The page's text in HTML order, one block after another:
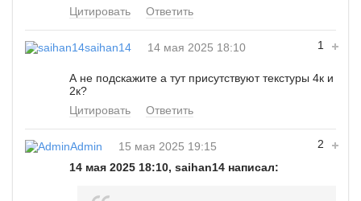
Цитировать
Ответить
1
saihan14 14 мая 2025 18:10
А не подскажите а тут присутствуют текстуры 4к и
2к?
Цитировать
Ответить
2
Admin
15 мая 2025 19:15
14 мая 2025 18:10, saihan14 написал: